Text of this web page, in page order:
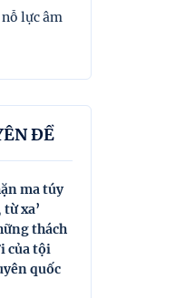
nỗ lực âm
ĐỀ
ma túy
từ xa’
thách
của tội
quốc